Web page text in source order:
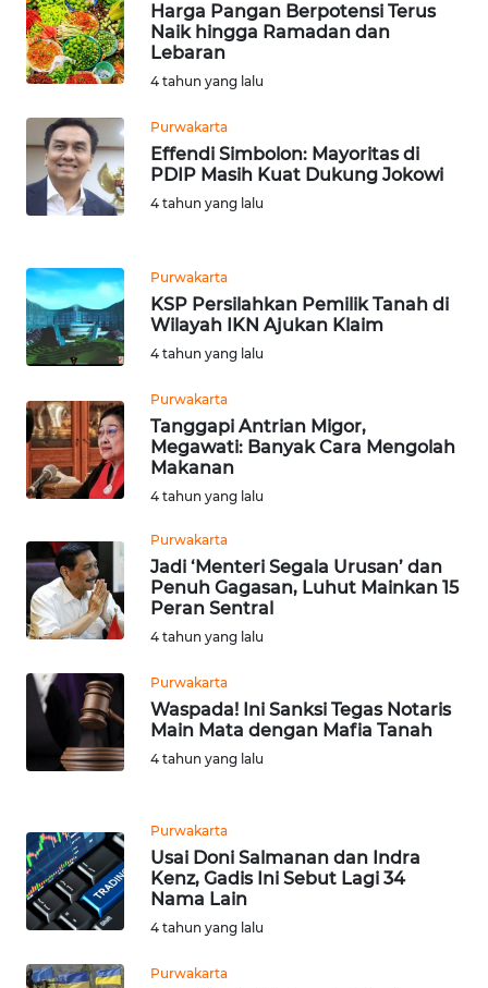
Harga Pangan Berpotensi Terus
Naik hingga Ramadan dan
Lebaran
4 tahun yang lalu
Purwakarta
Effendi Simbolon: Mayoritas di
PDIP Masih Kuat Dukung Jokowi
4 tahun yang lalu
Purwakarta
KSP Persilahkan Pemilik Tanah di
Wilayah IKN Ajukan Klaim
4 tahun yang lalu
Purwakarta
Tanggapi Antrian Migor,
Megawati: Banyak Cara Mengolah
Makanan
4 tahun yang lalu
Purwakarta
Jadi ‘Menteri Segala Urusan’ dan
Penuh Gagasan, Luhut Mainkan 15
Peran Sentral
4 tahun yang lalu
Purwakarta
Waspada! Ini Sanksi Tegas Notaris
Main Mata dengan Mafia Tanah
4 tahun yang lalu
Purwakarta
Usai Doni Salmanan dan Indra
Kenz, Gadis Ini Sebut Lagi 34
Nama Lain
4 tahun yang lalu
Purwakarta
WN
LABUHANBATU
TAPANULI
TENGAH
WN DELI
WN
TEBING
TINGGI
PAKPAK
WN
KARAWANG
WN
BEKASI
WN
WN
DEPOK
UTARA
WN
SAMOSIR
WN